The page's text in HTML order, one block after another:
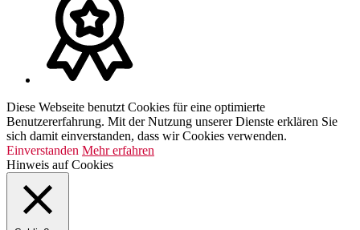
Diese Webseite benutzt Cookies für eine optimierte
Benutzererfahrung. Mit der Nutzung unserer Dienste erklären Sie
sich damit einverstanden, dass wir Cookies verwenden.
Einverstanden Mehr erfahren
Hinweis auf Cookies